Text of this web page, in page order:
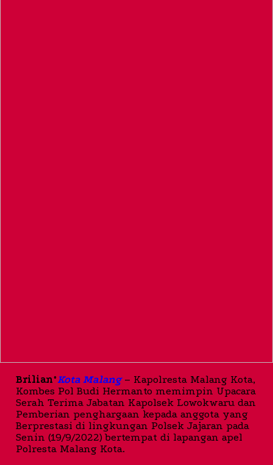
Brilian°Kota Malang– Kapolresta Malang Kota,
Kombes Pol Budi Hermanto memimpin Upacara
Serah Terima Jabatan Kapolsek Lowokwaru dan
Pemberian penghargaan kepada anggota yang
Berprestasi di lingkungan Polsek Jajaran pada
Senin (19/9/2022) bertempat di lapangan apel
Polresta Malang Kota.